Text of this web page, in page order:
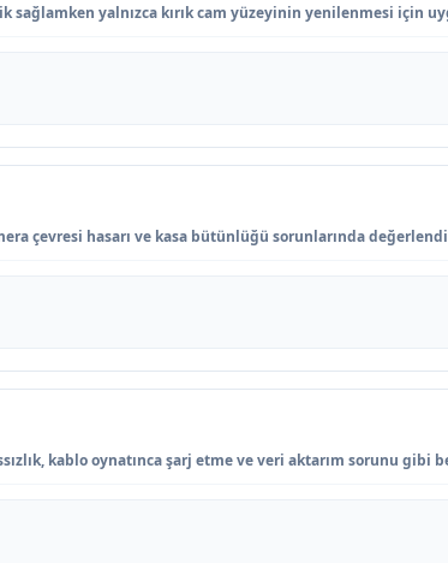
sağlamken yalnızca kırık cam yüzeyinin yenilenmesi için
çevresi hasarı ve kasa bütünlüğü sorunlarında
kablo oynatınca şarj etme ve veri aktarım sorunu gibi